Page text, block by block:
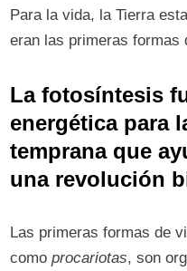
Para la vida, la Tierra
eran las primeras formas
La fotosíntesis
energética para
temprana que
una revolución
Las primeras formas de
comoprocariotas, son